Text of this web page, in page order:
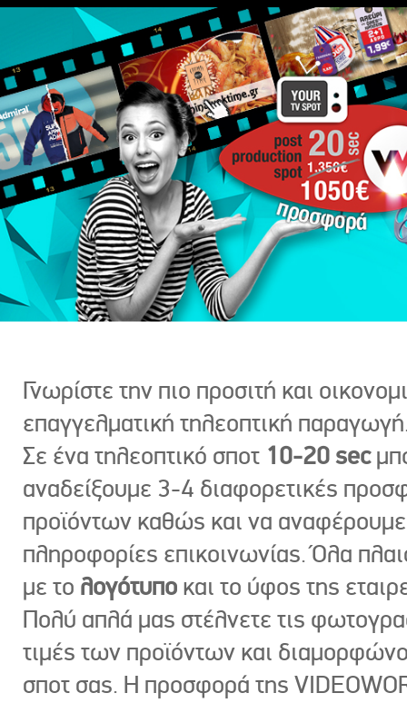
Γνωρίστε την πιο προσιτή και
επαγγελματική τηλεοπτική
Σε ένα τηλεοπτικό σποτ 10-20 sec
αναδείξουμε 3-4 διαφορετικές
προϊόντων καθώς και να
πληροφορίες επικοινωνίας. Όλα
με το λογότυπο και το ύφος της
Πολύ απλά μας στέλνετε τις
τιμές των προϊόντων και
σποτ σας. Η προσφορά της